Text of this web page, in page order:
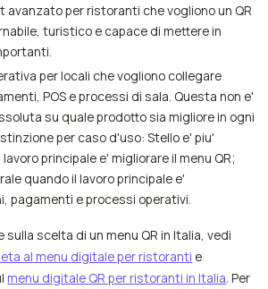
avanzato per ristoranti che vogliono un QR
turistico e capace di mettere in
per locali che vogliono collegare
POS e processi di sala. Questa non e'
su quale prodotto sia migliore in ogni
per caso d'uso: Stello e' piu'
principale e' migliorare il menu QR;
quando il lavoro principale e'
pagamenti e processi operativi.
sulla scelta di un menu QR in Italia, vedi
al menu digitale per ristoranti e
menu digitale QR per ristoranti in Italia . Per